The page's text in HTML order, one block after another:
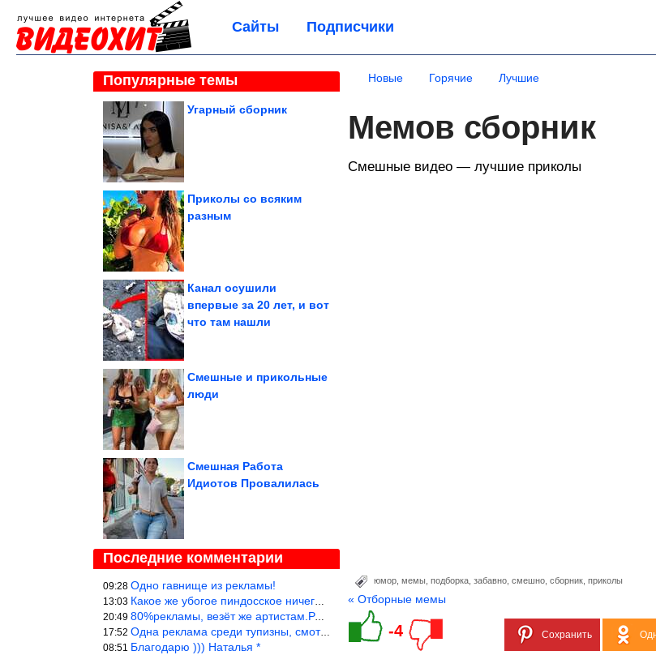
Сайты Подписчики
Популярные темы
Угарный сборник
Приколы со всяким
разным
Канал осушили
впервые за 20 лет, и вот
что там нашли
Смешные и прикольные
люди
Смешная Работа
Идиотов Провалилась
Последние комментарии
09:28 Одно гавнище из рекламы!
13:03 Какое же убогое пиндосское ничего. Наташ, и не стыдно такую фигн
20:49 80%рекламы, везёт же артистам.Режиссёры, сценаристы вы где или к
17:52 Одна реклама среди тупизны, смотреть невозможно.
08:51 Благодарю ))) Наталья *
Новые Горячие Лучшие
Мемов сборник
Смешные видео — лучшие приколы
юмор мемы подборка забавно смешно сборник приколы
« Отборные мемы
-4 Сохранить